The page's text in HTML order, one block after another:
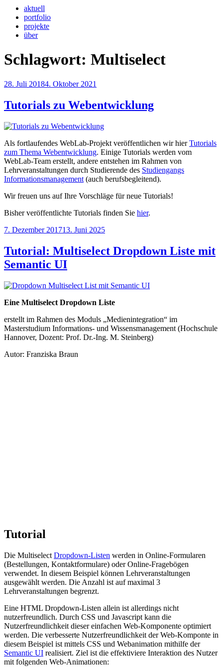
aktuell
portfolio
projekte
über
Schlagwort: Multiselect
Veröffentlicht
28. Juli 20184. Oktober 2021
Tutorials zu Webentwicklung
Als fortlaufendes WebLab-Projekt veröffentlichen wir hierTutorials
zum Thema Webentwicklung. Einige Tutorials werden vom
WebLab-Team erstellt, andere entstehen im Rahmen von
Lehrveranstaltungen durch Studierende des Studiengangs
Informationsmanagement (auch berufsbegleitend).
Wir freuen uns auf Ihre Vorschläge für neue Tutorials!
Bisher veröffentlichte Tutorials finden Sie hier.
Veröffentlicht
7. Dezember 201713. Juni 2025
Tutorial: Multiselect Dropdown Liste mit
Semantic UI
Eine Multiselect Dropdown Liste
erstellt im Rahmen des Moduls „Medienintegration“ im
Masterstudium Informations- und Wissensmanagement (Hochschule
Hannover, Dozent: Prof. Dr.-Ing. M. Steinberg)
Autor: Franziska Braun
Tutorial
Die Multiselect Dropdown-Listen werden in Online-Formularen
(Bestellungen, Kontaktformulare) oder Online-Fragebögen
verwendet. In diesem Beispiel können Lehrveranstaltungen
ausgewählt werden. Die Anzahl ist auf maximal 3
Lehrveranstaltungen begrenzt.
Eine HTML Dropdown-Listen allein ist allerdings nicht
nutzerfreundlich. Durch CSS und Javascript kann die
Nutzerfreundlichkeit dieser einfachen Web-Komponente optimiert
werden. Die verbesserte Nutzerfreundlichkeit der Web-Komponte in
diesem Beispiel ist mittels CSS und Webanimation mithilfe der
Semantic UI realisiert. Ziel ist die effektiviere Interaktion des Nutzer
mit folgenden Web-Animationen: